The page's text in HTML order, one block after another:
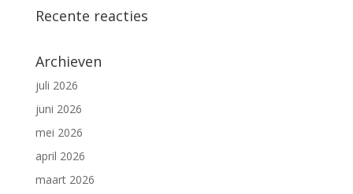
Recente reacties
Archieven
juli 2026
juni 2026
mei 2026
april 2026
maart 2026